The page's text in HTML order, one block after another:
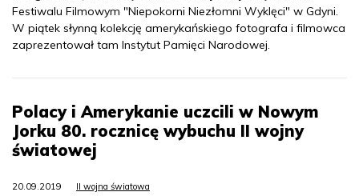
Festiwalu Filmowym "Niepokorni Niezłomni Wyklęci" w Gdyni.
W piątek słynną kolekcję amerykańskiego fotografa i filmowca
zaprezentował tam Instytut Pamięci Narodowej.
Polacy i Amerykanie uczcili w Nowym
Jorku 80. rocznicę wybuchu II wojny
światowej
20.09.2019 II wojna światowa